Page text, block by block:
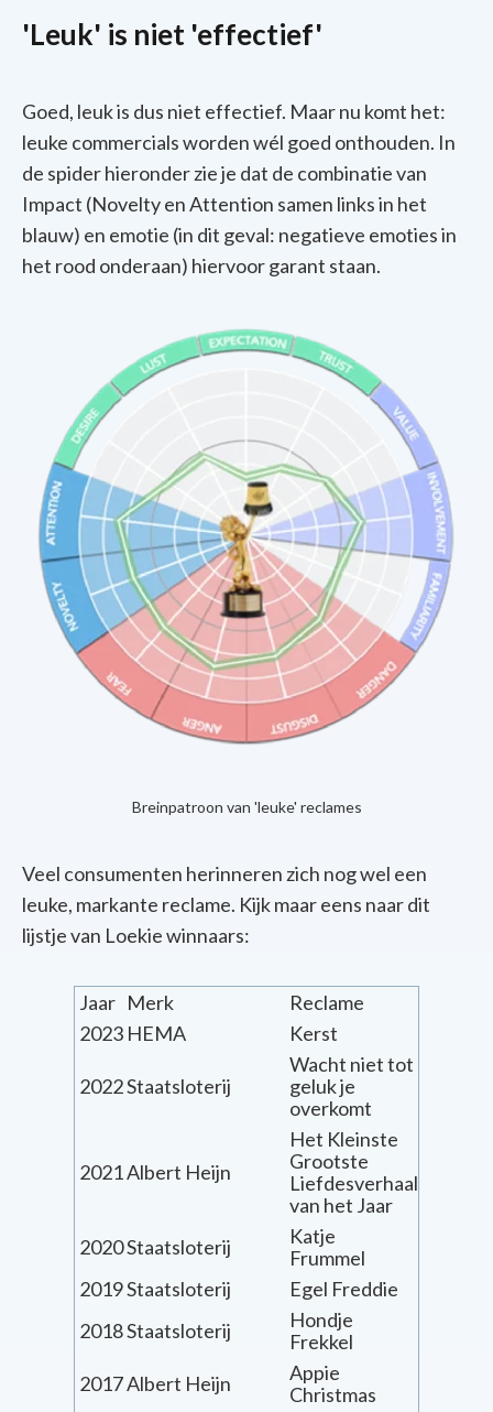
'Leuk' is niet 'effectief'
Goed, leuk is dus niet effectief. Maar nu komt het:
leuke commercials worden wél goed onthouden. In
de spider hieronder zie je dat de combinatie van
Impact (Novelty en Attention samen links in het
blauw) en emotie (in dit geval: negatieve emoties in
het rood onderaan) hiervoor garant staan.
Breinpatroon van 'leuke' reclames
Veel consumenten herinneren zich nog wel een
leuke, markante reclame. Kijk maar eens naar dit
lijstje van Loekie winnaars:
Jaar Merk
Reclame
2023 HEMA Kerst
2022Staatsloterij
Wacht niet tot
geluk je
overkomt
2021Albert Heijn
Het Kleinste
Grootste
Liefdesverhaal
van het Jaar
2020Staatsloterij
Katje
Frummel
2019Staatsloterij
Egel Freddie
2018Staatsloterij
Hondje
Frekkel
2017Albert Heijn
Appie
Christmas